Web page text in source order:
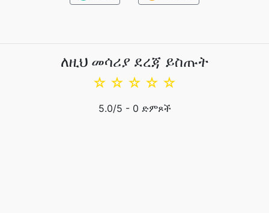
ለዚህ መሳሪያ ደረጃ ይስጡት
☆
☆
☆
☆
☆
5.0/5 - 0 ድምጾች